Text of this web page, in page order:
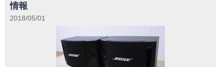
情報
2018/05/01